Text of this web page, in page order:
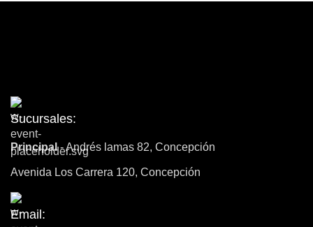
Sucursales:
Principal- Andrés lamas 82, Concepción
Avenida Los Carrera 120, Concepción
Email: